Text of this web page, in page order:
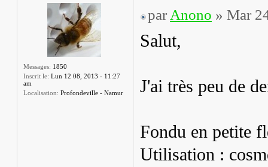
Messages: 1850
Inscrit le: Lun 12 08, 2013 - 11:27
am
Localisation: Profondeville - Namur
par Anono » Mar
Salut,
J'ai très peu de
Fondu en petite
Utilisation :